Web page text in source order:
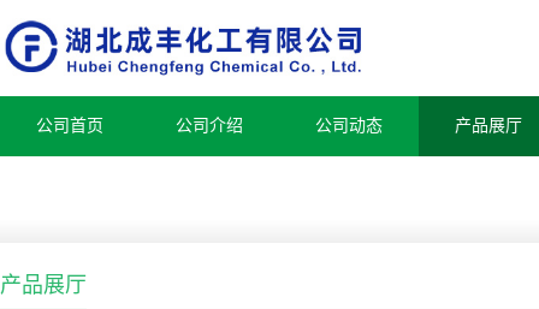
公司首页 公司介绍 公司动态 产品展厅
产品展厅